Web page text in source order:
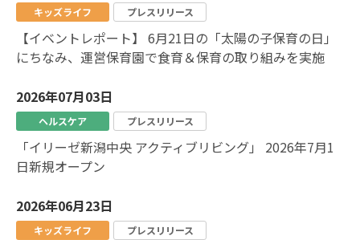
キッズライフ プレスリリース
【イベントレポート】 6月21日の「太陽の子保育の日」
にちなみ、運営保育園で食育＆保育の取り組みを実施
2026年07月03日
ヘルスケア プレスリリース
「イリーゼ新潟中央 アクティブリビング」 2026年7月1
日新規オープン
2026年06月23日
キッズライフ プレスリリース